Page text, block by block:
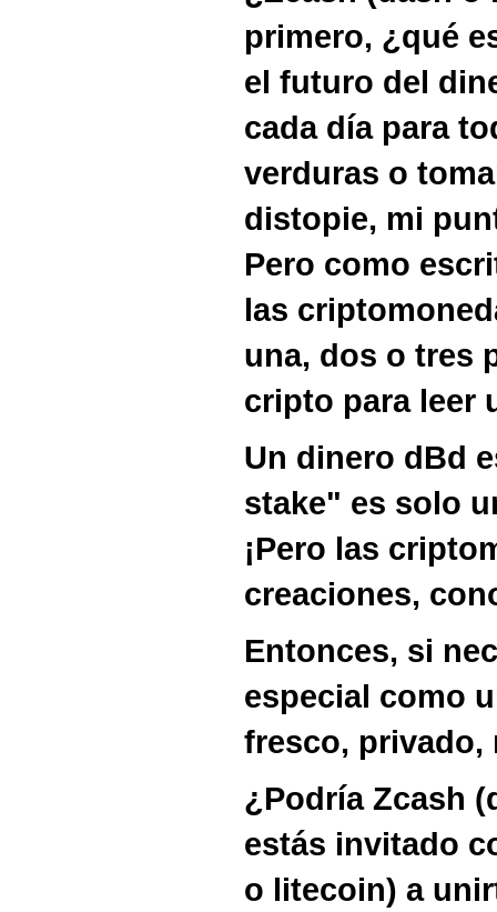
primero, ¿qué
el futuro del
cada día para
verduras o
distopie, mi
Pero como
las
una, dos o tres
cripto para leer
Un dinero dBd
stake" es solo
¡Pero las
creaciones,
Entonces, si
especial como
fresco, privado,
¿Podría Zcash
estás invitado
o litecoin) a